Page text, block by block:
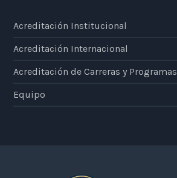
Acreditación Institucional
Acreditación Internacional
Acreditación de Carreras y Programas
Equipo